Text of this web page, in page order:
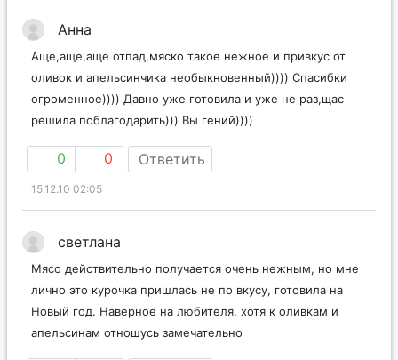
Анна
Аще,аще,аще отпад,мяско такое нежное и привкус от
оливок и апельсинчика необыкновенный)))) Спасибки
огроменное)))) Давно уже готовила и уже не раз,щас
решила поблагодарить))) Вы гений))))
0 0 Ответить
15.12.10 02:05
светлана
Мясо действительно получается очень нежным, но мне
лично это курочка пришлась не по вкусу, готовила на
Новый год. Наверное на любителя, хотя к оливкам и
апельсинам отношусь замечательно